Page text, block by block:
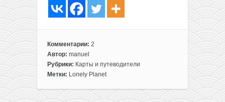
Комментарии: 2
Автор: manuel
Рубрики: Карты и путеводители
Метки: Lonely Planet